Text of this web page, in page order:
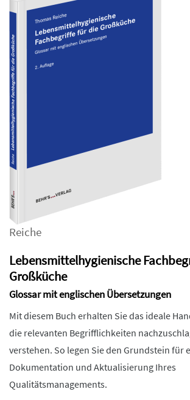
Reiche
Lebensmittelhygienische
Großküche
Glossar mit englischen Übersetzungen
Mit diesem Buch erhalten Sie das ideale
die relevanten Begrifflichkeiten
verstehen. So legen Sie den Grundstein für
Dokumentation und Aktualisierung Ihres
Qualitätsmanagements.